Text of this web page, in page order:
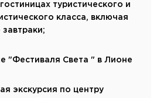
туристического и
класса, включая
"Фестиваля Света " в Лионе
экскурсия по центру